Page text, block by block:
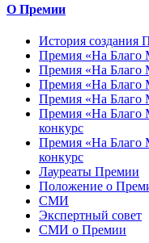
О Премии
История создания
Премия «На
Премия «На
Премия «На
Премия «На
Премия «На Благо
конкурс
Премия «На Благо
конкурс
Лауреаты Премии
Положение о
СМИ
Экспертный совет
СМИ о Премии